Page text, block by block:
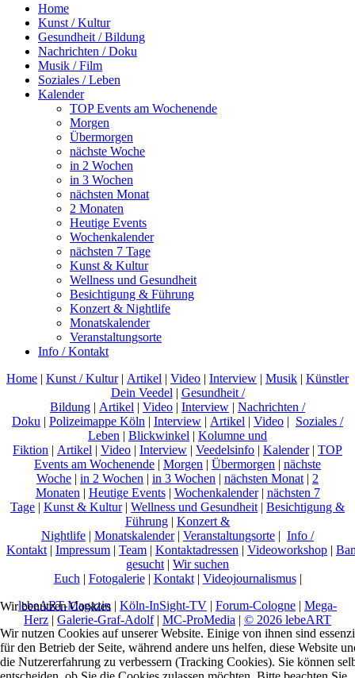
Home
Kunst / Kultur
Gesundheit / Bildung
Nachrichten / Doku
Musik / Film
Soziales / Leben
Kalender
TOP Events am Wochenende
Morgen
Übermorgen
nächste Woche
in 2 Wochen
in 3 Wochen
nächsten Monat
2 Monaten
Heutige Events
Wochenkalender
nächsten 7 Tage
Kunst & Kultur
Wellness und Gesundheit
Besichtigung & Führung
Konzert & Nightlife
Monatskalender
Veranstaltungsorte
Info / Kontakt
Home | Kunst / Kultur| Artikel | Video | Interview | Musik | Künstler
Dein Veedel | Gesundheit /
Bildung | Artikel | Video | Interview | Nachrichten /
Doku | Polizeimappe Köln | Interview | Artikel | Video | Soziales /
Leben | Blickwinkel | Kolumne und
Fiktion | Artikel | Video | Interview | Veedelsinfo | Kalender| TOP
Events am Wochenende | Morgen | Übermorgen | nächste
Woche | in 2 Wochen | in 3 Wochen | nächsten Monat | 2
Monaten | Heutige Events| Wochenkalender| nächsten 7
Tage | Kunst & Kultur| Wellness und Gesundheit | Besichtigung &
Führung | Konzert &
Nightlife | Monatskalender| Veranstaltungsorte | Info /
Kontakt | Impressum | Team | Kontaktadressen | Videoworkshop |
gesucht | Wir suchen
Euch | Fotogalerie| Kontakt| Videojournalismus|
lebeART-Magazin | Köln-InSight-TV | Forum-Cologne | Mega-
Herz | Galerie-Graf-Adolf| MC-ProMedia | © 2026 lebeART
Wir benutzen Cookies
Wir nutzen Cookies auf unserer Website. Einige von ihnen sind
für den Betrieb der Seite, während andere uns helfen, diese Website
die Nutzererfahrung zu verbessern (Tracking Cookies). Sie können